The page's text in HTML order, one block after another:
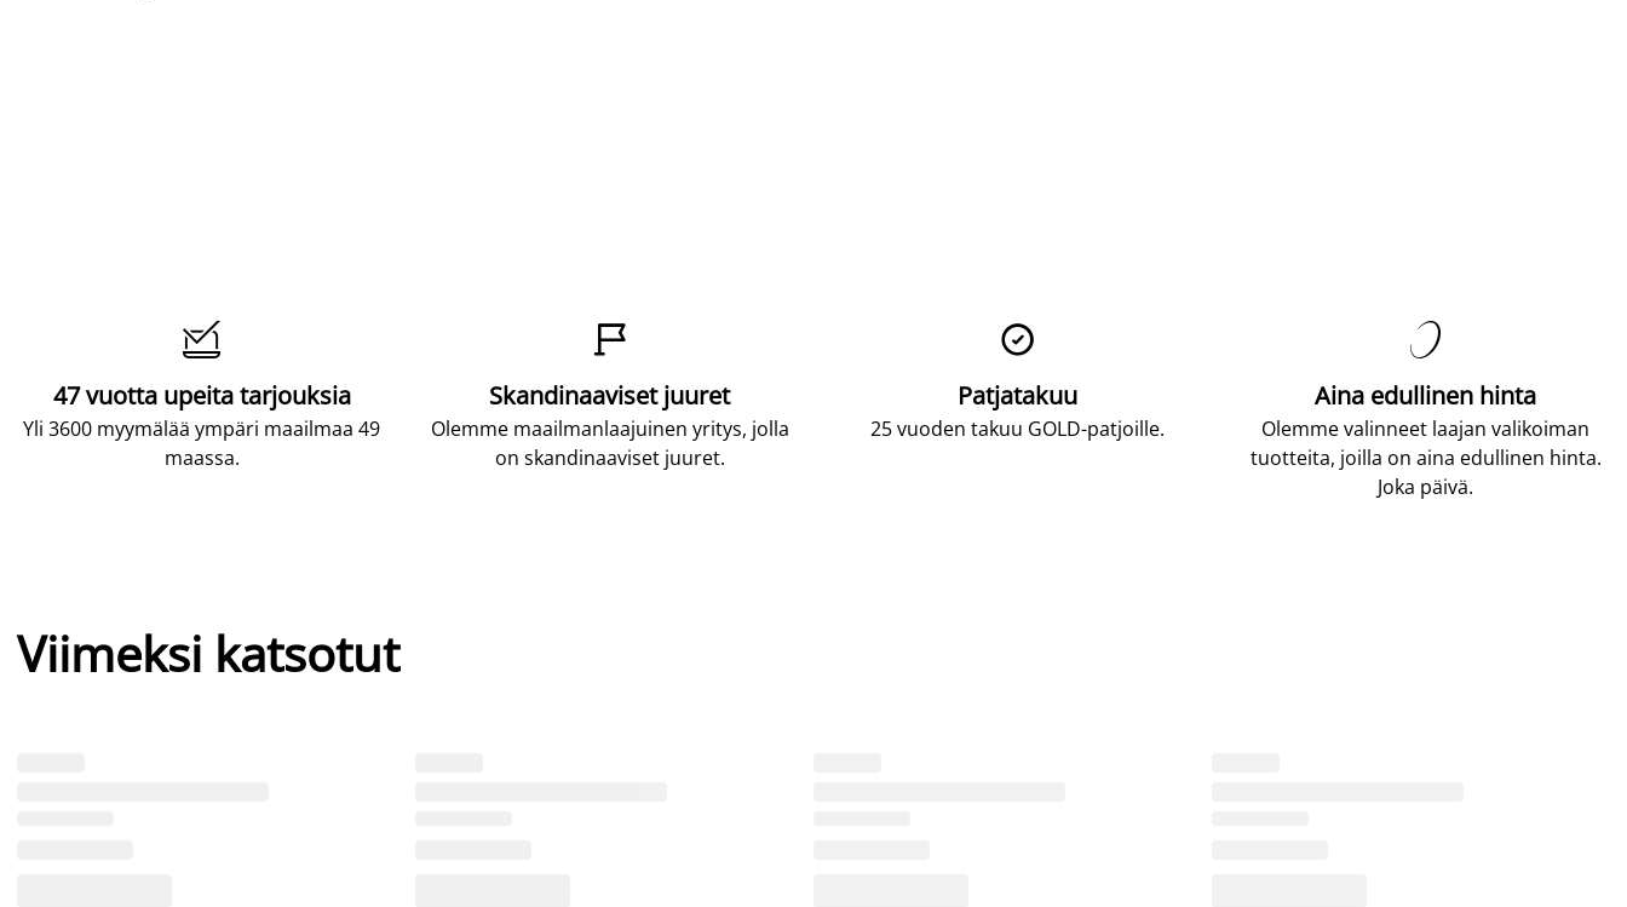

47 vuotta upeita tarjouksia
Yli 3600 myymälää ympäri maailmaa 49
maassa.

Skandinaaviset juuret
Olemme maailmanlaajuinen yritys, jolla
on skandinaaviset juuret.

Patjatakuu
25 vuoden takuu GOLD-patjoille.

Aina edullinen hinta
Olemme valinneet laajan valikoiman
tuotteita, joilla on aina edullinen hinta.
Joka päivä.
Viimeksi katsotut